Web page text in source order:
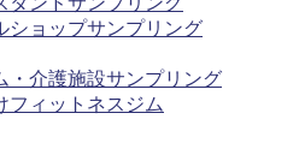
ショップサンプリング
・介護施設サンプリング
フィットネスジム